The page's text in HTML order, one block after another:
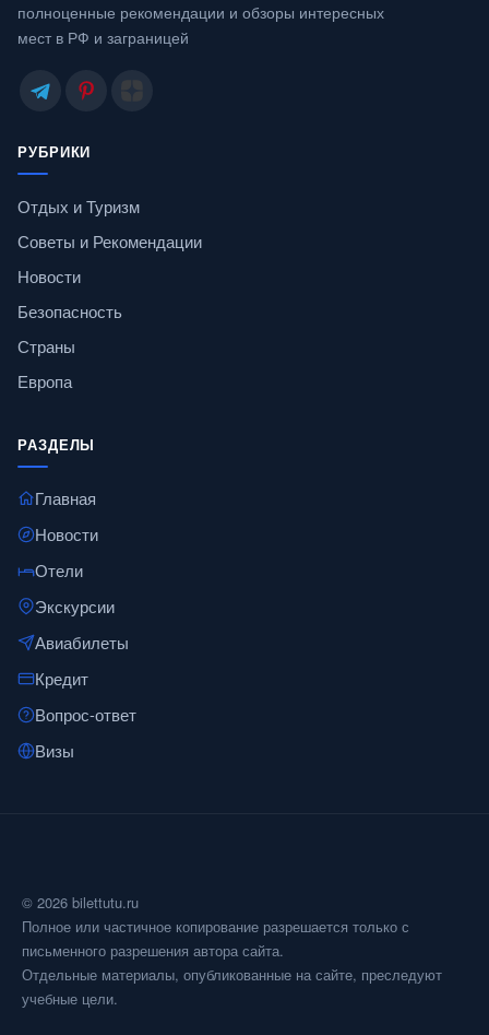
полноценные рекомендации и обзоры интересных
мест в РФ и заграницей
РУБРИКИ
Отдых и Туризм
Советы и Рекомендации
Новости
Безопасность
Страны
Европа
РАЗДЕЛЫ
Главная
Новости
Отели
Экскурсии
Авиабилеты
Кредит
Вопрос-ответ
Визы
© 2026 bilettutu.ru
Полное или частичное копирование разрешается только с
письменного разрешения автора сайта.
Отдельные материалы, опубликованные на сайте, преследуют
учебные цели.